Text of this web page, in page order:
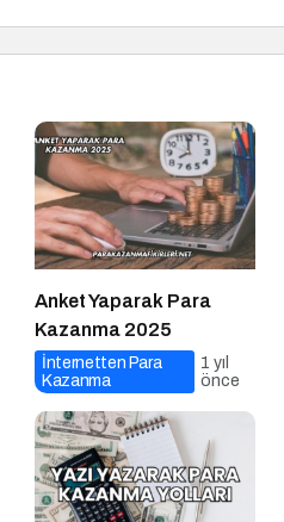
Anket Yaparak Para
Kazanma 2025
İnternetten Para
Kazanma
1 yıl
önce